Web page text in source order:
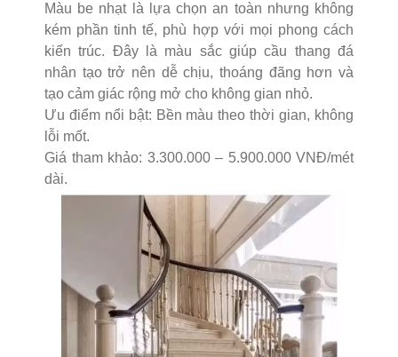
Màu be nhạt là lựa chọn an toàn nhưng không
kém phần tinh tế, phù hợp với mọi phong cách
kiến trúc. Đây là màu sắc giúp cầu thang đá
nhân tạo trở nên dễ chịu, thoáng đãng hơn và
tạo cảm giác rộng mở cho không gian nhỏ.
Ưu điểm nổi bật: Bền màu theo thời gian, không
lỗi mốt.
Giá tham khảo: 3.300.000 – 5.900.000 VNĐ/mét
dài.